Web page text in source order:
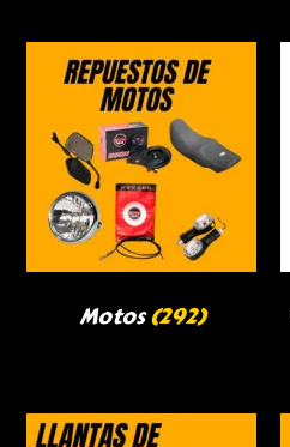
Motos(292)